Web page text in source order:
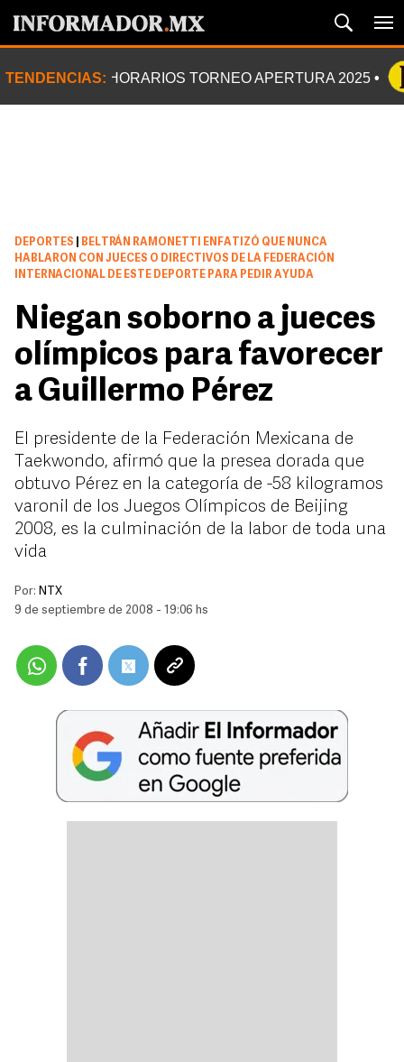
TENDENCIAS: HORARIOS TORNEO APERTURA 2025
DEPORTES
BELTRÁN RAMONETTI ENFATIZÓ QUE NUNCA
HABLARON CON JUECES O DIRECTIVOS DE LA FEDERACIÓN
INTERNACIONAL DE ESTE DEPORTE PARA PEDIR AYUDA
Niegan soborno a jueces
olímpicos para favorecer
a Guillermo Pérez
El presidente de la Federación Mexicana de
Taekwondo, afirmó que la presea dorada que
obtuvo Pérez en la categoría de -58 kilogramos
varonil de los Juegos Olímpicos de Beijing
2008, es la culminación de la labor de toda una
vida
Por: NTX
9 de septiembre de 2008 - 19:06 hs